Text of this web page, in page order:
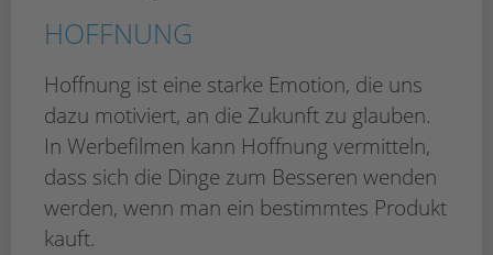
HOFFNUNG
Hoffnung ist eine starke Emotion, die uns
dazu motiviert, an die Zukunft zu glauben.
In Werbefilmen kann Hoffnung vermitteln,
dass sich die Dinge zum Besseren wenden
werden, wenn man ein bestimmtes Produkt
kauft.